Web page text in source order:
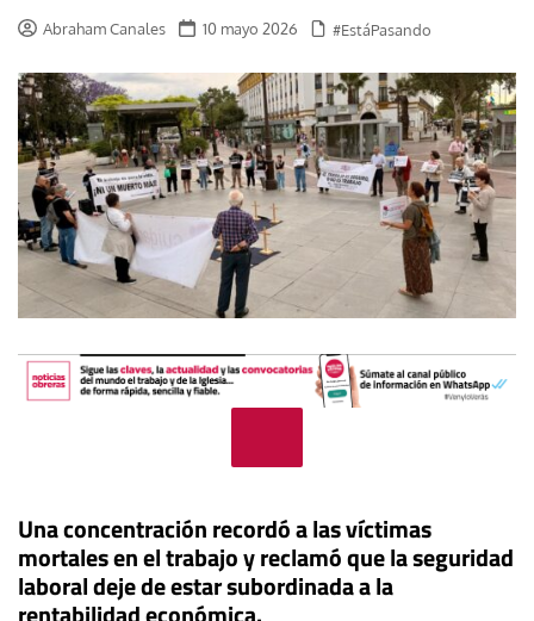
Abraham Canales 10 mayo 2026 #EstáPasando
Una concentración recordó a las víctimas
mortales en el trabajo y reclamó que la seguridad
laboral deje de estar subordinada a la